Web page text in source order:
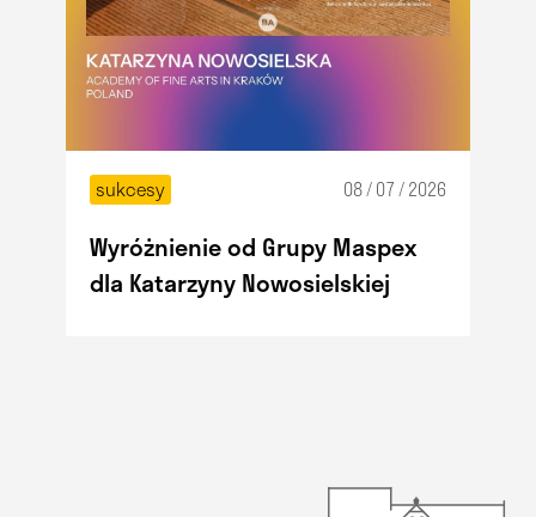
sukcesy 08 / 07 / 2026
Wyróżnienie od Grupy Maspex
dla Katarzyny Nowosielskiej